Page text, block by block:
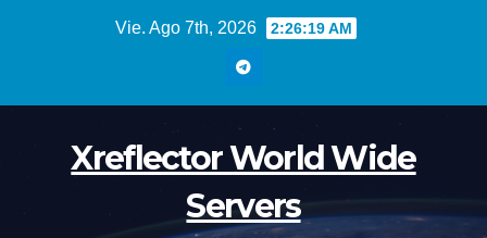
Vie. Ago 7th, 2026 2:26:19 AM
Xreflector World Wide
Servers